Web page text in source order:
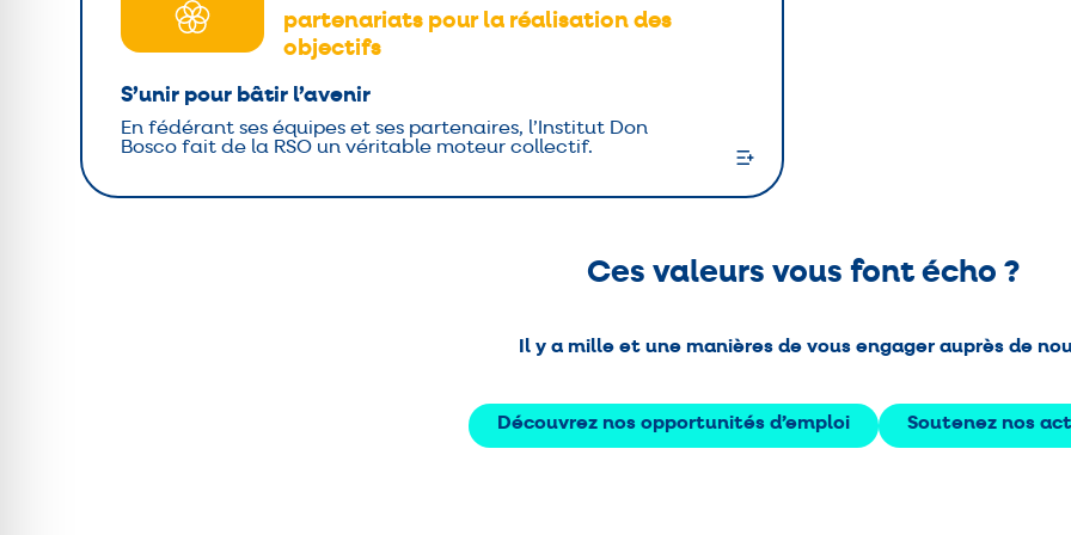
partenariats pour la réalisation des
objectifs
S’unir pour bâtir l’avenir
En fédérant ses équipes et ses partenaires, l’Institut Don
Bosco fait de la RSO un véritable moteur collectif.
Ces valeurs vous font écho ?
Il y a mille et une manières de vous engager auprès de
Découvrez nos opportunités d’emploi Soutenez nos